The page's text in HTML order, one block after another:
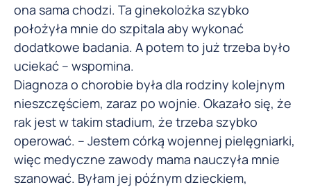
ona sama chodzi. Ta ginekolożka szybko
położyła mnie do szpitala aby wykonać
dodatkowe badania. A potem to już trzeba było
uciekać – wspomina.
Diagnoza o chorobie była dla rodziny kolejnym
nieszczęściem, zaraz po wojnie. Okazało się, że
rak jest w takim stadium, że trzeba szybko
operować. – Jestem córką wojennej pielęgniarki,
więc medyczne zawody mama nauczyła mnie
szanować. Byłam jej późnym dzieckiem,